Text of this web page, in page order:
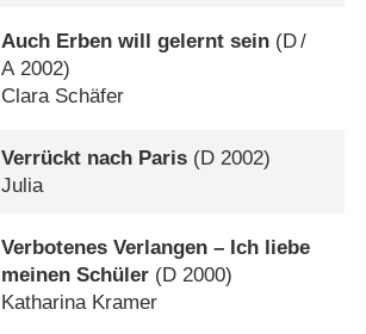
Auch Erben will gelernt sein (D/
A2002)
Clara Schäfer
Verrückt nach Paris (D 2002)
Julia
Verbotenes Verlangen – Ich liebe
meinen Schüler (D 2000)
Katharina Kramer